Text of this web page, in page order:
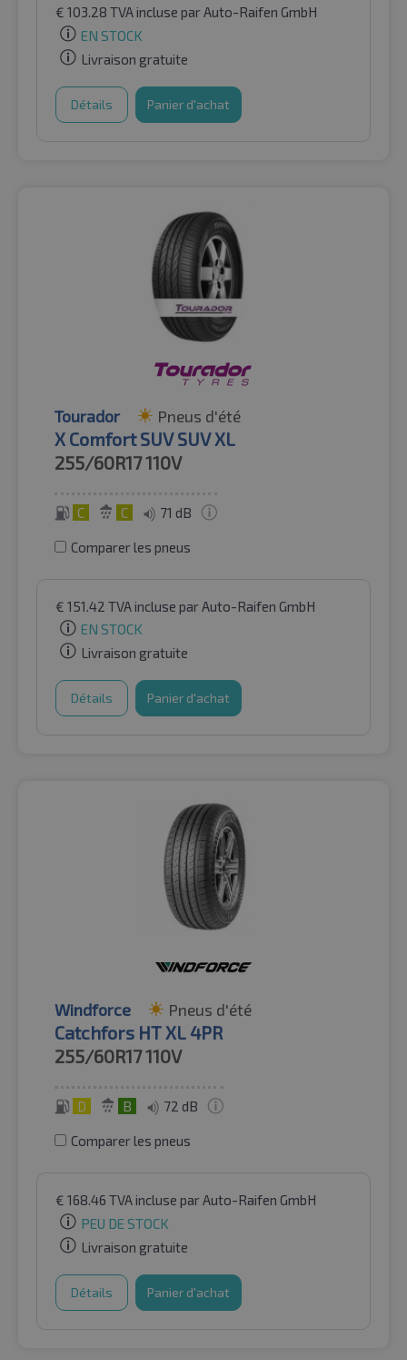
€ 103.28 TVA incluse par Auto-Raifen GmbH
EN STOCK
Livraison gratuite
Détails Panier d'achat
Tourador Pneus d'été
X Comfort SUV SUV XL
255/60R17110V
C C 71 dB
Comparer les pneus
€ 151.42 TVA incluse par Auto-Raifen GmbH
EN STOCK
Livraison gratuite
Détails Panier d'achat
Windforce Pneus d'été
Catchfors HT XL 4PR
255/60R17110V
D B 72 dB
Comparer les pneus
€ 168.46 TVA incluse par Auto-Raifen GmbH
PEU DE STOCK
Livraison gratuite
Détails Panier d'achat